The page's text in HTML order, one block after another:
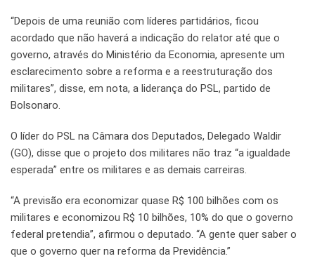
“Depois de uma reunião com líderes partidários, ficou
acordado que não haverá a indicação do relator até que o
governo, através do Ministério da Economia, apresente um
esclarecimento sobre a reforma e a reestruturação dos
militares”, disse, em nota, a liderança do PSL, partido de
Bolsonaro.
O líder do PSL na Câmara dos Deputados, Delegado Waldir
(GO), disse que o projeto dos militares não traz “a igualdade
esperada” entre os militares e as demais carreiras.
“A previsão era economizar quase R$ 100 bilhões com os
militares e economizou R$ 10 bilhões, 10% do que o governo
federal pretendia”, afirmou o deputado. “A gente quer saber o
que o governo quer na reforma da Previdência.”